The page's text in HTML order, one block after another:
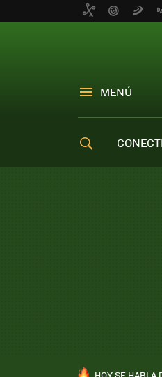
MENÚ